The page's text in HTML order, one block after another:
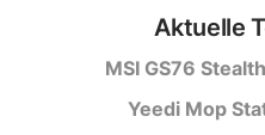
Aktuelle
MSI GS76
Yeedi Mop